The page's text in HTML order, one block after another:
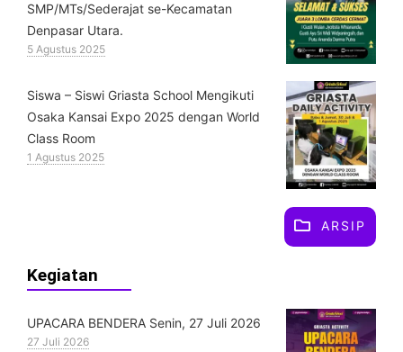
SMP/MTs/Sederajat se-Kecamatan
Denpasar Utara.
5 Agustus 2025
Siswa – Siswi Griasta School Mengikuti
Osaka Kansai Expo 2025 dengan World
Class Room
1 Agustus 2025
ARSIP
Kegiatan
UPACARA BENDERA Senin, 27 Juli 2026
27 Juli 2026